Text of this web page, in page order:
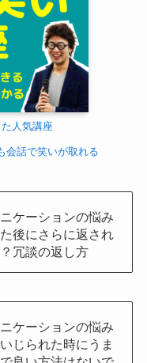
人気講座
会話で笑いが取れる
ケーションの悩み
後にさらに返され
冗談の返し方
ケーションの悩み
じられた時にうま